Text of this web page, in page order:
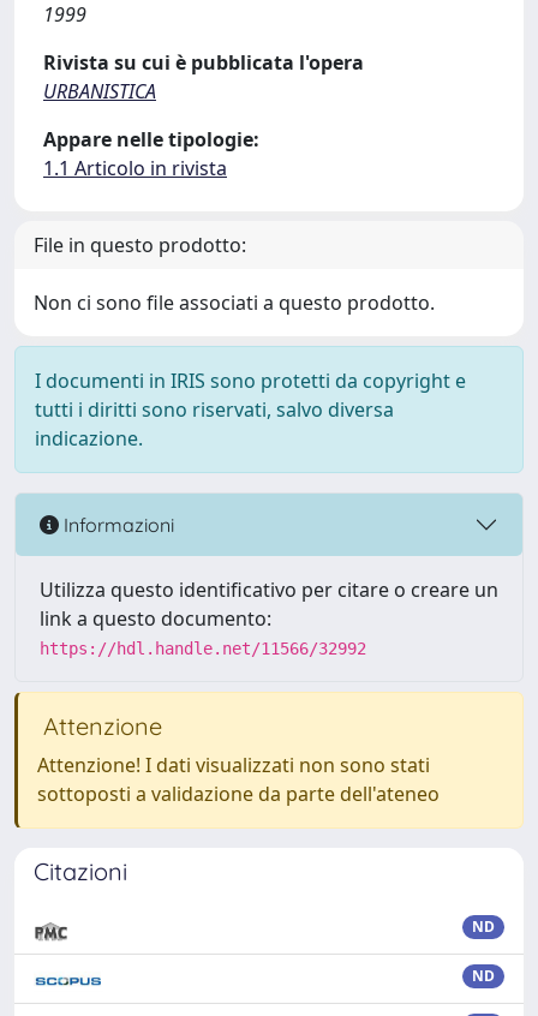
1999
Rivista su cui è pubblicata l'opera
URBANISTICA
Appare nelle tipologie:
1.1 Articolo in rivista
File in questo prodotto:
Non ci sono file associati a questo prodotto.
I documenti in IRIS sono protetti da copyright e
tutti i diritti sono riservati, salvo diversa
indicazione.
Informazioni
Utilizza questo identificativo per citare o creare un
link a questo documento:
https://hdl.handle.net/11566/32992
Attenzione
Attenzione! I dati visualizzati non sono stati
sottoposti a validazione da parte dell'ateneo
Citazioni
ND
ND